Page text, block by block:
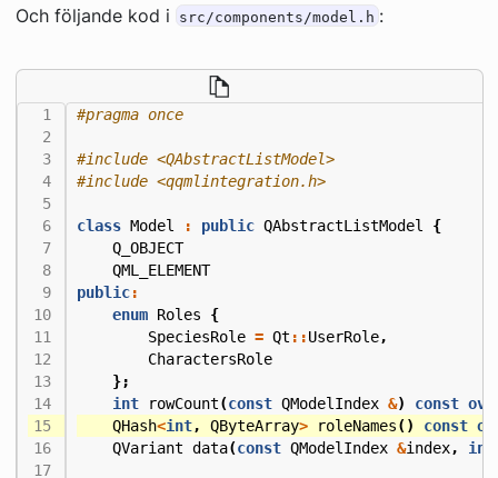
Och följande kod i src/components/model.h :
#pragma once
#include <QAbstractListModel>
#include <qqmlintegration.h>
class Model : public QAbstractListModel
{
Q_OBJECT
QML_ELEMENT
public:
enum Roles
{
SpeciesRole = Qt ::UserRole,
CharactersRole
};
int
rowCount(const QModelIndex &) const
QHash<int, QByteArray> roleNames() const
QVariant data(const QModelIndex &index, int